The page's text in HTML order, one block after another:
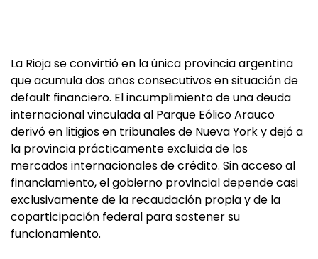
La Rioja se convirtió en la única provincia argentina
que acumula dos años consecutivos en situación de
default financiero. El incumplimiento de una deuda
internacional vinculada al Parque Eólico Arauco
derivó en litigios en tribunales de Nueva York y dejó a
la provincia prácticamente excluida de los
mercados internacionales de crédito. Sin acceso al
financiamiento, el gobierno provincial depende casi
exclusivamente de la recaudación propia y de la
coparticipación federal para sostener su
funcionamiento.